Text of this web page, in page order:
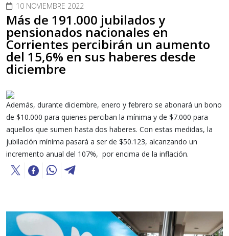
10 NOVIEMBRE 2022
Más de 191.000 jubilados y
pensionados nacionales en
Corrientes percibirán un aumento
del 15,6% en sus haberes desde
diciembre
Además, durante diciembre, enero y febrero se abonará un bono
de $10.000 para quienes perciban la mínima y de $7.000 para
aquellos que sumen hasta dos haberes. Con estas medidas, la
jubilación mínima pasará a ser de $50.123, alcanzando un
incremento anual del 107%, por encima de la inflación.